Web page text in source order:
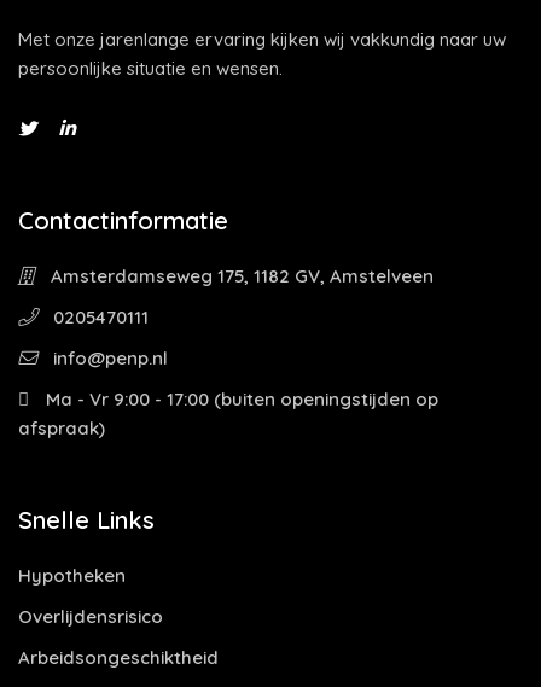
Met onze jarenlange ervaring kijken wij vakkundig naar uw
persoonlijke situatie en wensen.
Contactinformatie
Amsterdamseweg 175, 1182 GV, Amstelveen
0205470111
info@penp.nl
Ma - Vr 9:00 - 17:00 (buiten openingstijden op
afspraak)
Snelle Links
Hypotheken
Overlijdensrisico
Arbeidsongeschiktheid